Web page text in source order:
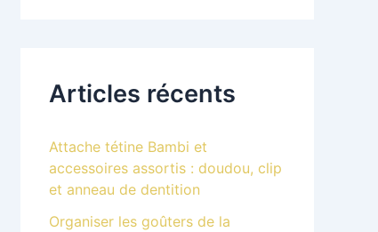
Articles récents
Attache tétine Bambi et
accessoires assortis : doudou, clip
et anneau de dentition
Organiser les goûters de la